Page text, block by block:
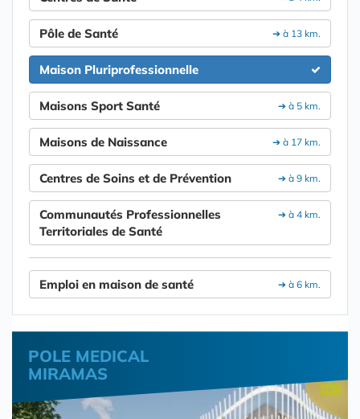
➔ à 13 km.
Pôle de Santé
Maison Pluriprofessionnelle
➔ à 5 km.
Maisons Sport Santé
➔ à 17 km.
Maisons de Naissance
➔ à 9 km.
Centres de Soins et de Prévention
➔ à 4 km.
Communautés Professionnelles
Territoriales de Santé
➔ à 6 km.
Emploi en maison de santé
POLE MEDICAL
MIRAMAS